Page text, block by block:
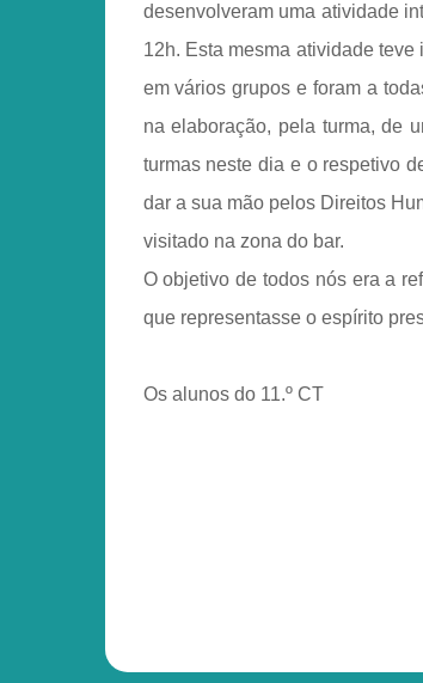
desenvolveram uma atividade
12h. Esta mesma atividade
em vários grupos e foram a
na elaboração, pela turma, de
turmas neste dia e o respetivo
dar a sua mão pelos Direitos
visitado na zona do bar.
O objetivo de todos nós era a
que representasse o espírito
Os alunos do 11.º CT